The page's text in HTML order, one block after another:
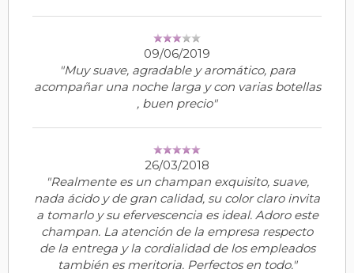
09/06/2019
"Muy suave, agradable y aromático, para
acompañar una noche larga y con varias botellas
, buen precio"
26/03/2018
"Realmente es un champan exquisito, suave,
nada ácido y de gran calidad, su color claro invita
a tomarlo y su efervescencia es ideal. Adoro este
champan. La atención de la empresa respecto
de la entrega y la cordialidad de los empleados
también es meritoria. Perfectos en todo."